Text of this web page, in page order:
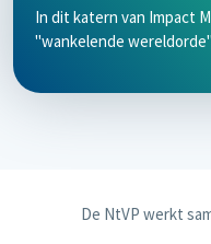
In dit katern van Impact
"wankelende
De NtVP werkt